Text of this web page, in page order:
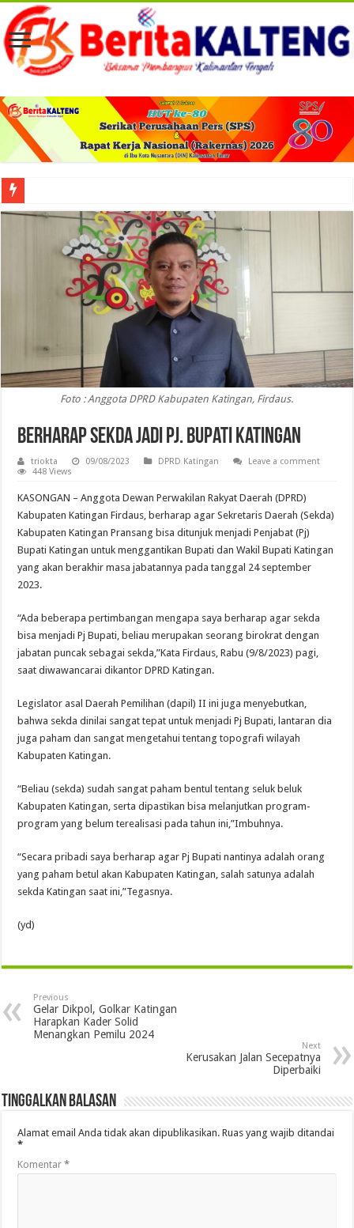
Foto : Anggota DPRD Kabupaten Katingan, Firdaus.
Berharap Sekda Jadi Pj. Bupati Katingan
triokta 09/08/2023 DPRD Katingan
Leave a comment
448 Views
KASONGAN – Anggota Dewan Perwakilan Rakyat Daerah (DPRD)
Kabupaten Katingan Firdaus, berharap agar Sekretaris Daerah (Sekda)
Kabupaten Katingan Pransang bisa ditunjuk menjadi Penjabat (Pj)
Bupati Katingan untuk menggantikan Bupati dan Wakil Bupati Katingan
yang akan berakhir masa jabatannya pada tanggal 24 september
2023.
“Ada beberapa pertimbangan mengapa saya berharap agar sekda
bisa menjadi Pj Bupati, beliau merupakan seorang birokrat dengan
jabatan puncak sebagai sekda,”Kata Firdaus, Rabu (9/8/2023) pagi,
saat diwawancarai dikantor DPRD Katingan.
Legislator asal Daerah Pemilihan (dapil) II ini juga menyebutkan,
bahwa sekda dinilai sangat tepat untuk menjadi Pj Bupati, lantaran dia
juga paham dan sangat mengetahui tentang topografi wilayah
Kabupaten Katingan.
“Beliau (sekda) sudah sangat paham bentul tentang seluk beluk
Kabupaten Katingan, serta dipastikan bisa melanjutkan program-
program yang belum terealisasi pada tahun ini,”Imbuhnya.
“Secara pribadi saya berharap agar Pj Bupati nantinya adalah orang
yang paham betul akan Kabupaten Katingan, salah satunya adalah
sekda Katingan saat ini,”Tegasnya.
(yd)
Previous
Gelar Dikpol, Golkar Katingan
Harapkan Kader Solid
Menangkan Pemilu 2024
Next
Kerusakan Jalan Secepatnya
Diperbaiki
Tinggalkan Balasan
Alamat email Anda tidak akan dipublikasikan. Ruas yang wajib ditandai
*
Komentar*